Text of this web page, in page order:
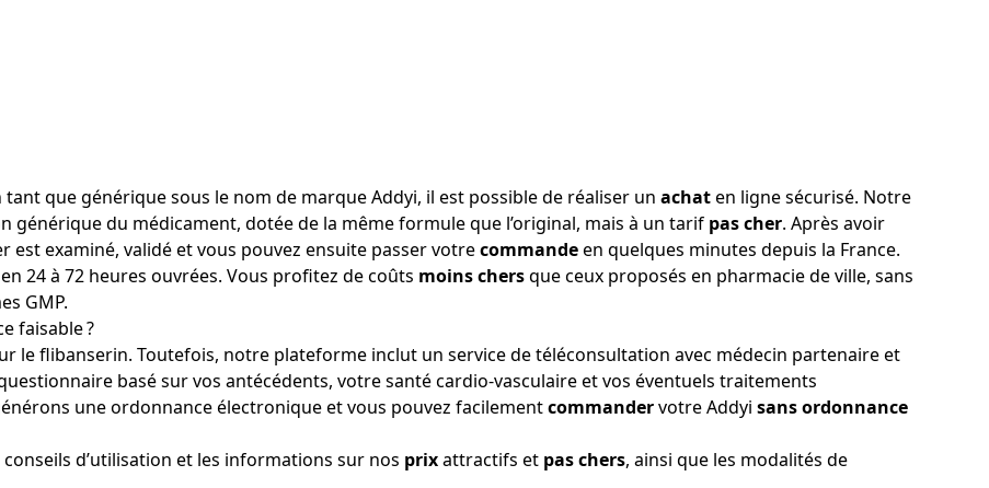
tant que générique sous le nom de marque Addyi, il est possible de réaliser un achaten ligne sécurisé. Notre
générique du médicament, dotée de la même formule que l’original, mais à un tarif pas cher. Après avoir
examiné, validé et vous pouvez ensuite passer votrecommandeen quelques minutes depuis la France.
24 à 72 heures ouvrées. Vous profitez de coûts moins chersque ceux proposés en pharmacie de ville, sans
GMP.
faisable ?
le flibanserin. Toutefois, notre plateforme inclut un service de téléconsultation avec médecin partenaire et
basé sur vos antécédents, votre santé cardio-vasculaire et vos éventuels traitements
une ordonnance électronique et vous pouvez facilementcommandervotre Addyi sans ordonnance
d’utilisation et les informations sur nos prixattractifs et pas chers, ainsi que les modalités de